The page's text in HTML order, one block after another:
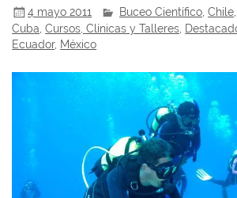
4 mayo 2011 Buceo Científico ,Chile
Cuba,Cursos, Clínicas y Talleres,
Ecuador, México